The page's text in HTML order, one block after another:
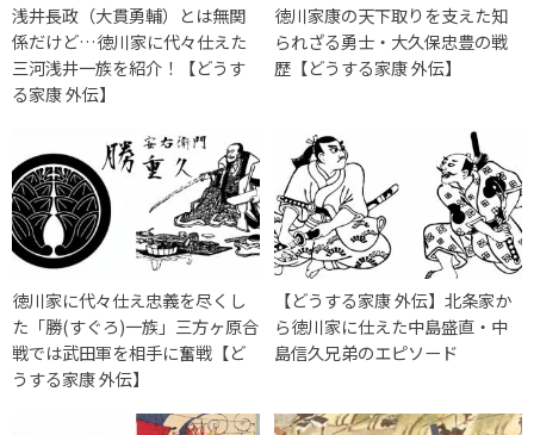
浅井長政（大貫勇輔）とは無関
係だけど…徳川家に代々仕えた
三河浅井一族を紹介！【どうす
る家康 外伝】
徳川家康の天下取りを支えた知
られざる勇士・大久保忠豊の戦
歴【どうする家康 外伝】
徳川家に代々仕え忠義を尽くし
た「勝(すぐろ)一族」三方ヶ原合
戦では武田軍を相手に奮戦【ど
うする家康 外伝】
【どうする家康 外伝】北条家か
ら徳川家に仕えた中島盛直・中
島信久兄弟のエピソード